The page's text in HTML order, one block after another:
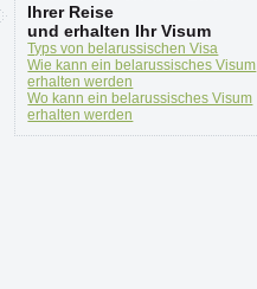
Ihrer Reise
und erhalten Ihr Visum
Typs von belarussischen Visa
Wie kann ein belarussisches Visum
erhalten werden
Wo kann ein belarussisches Visum
erhalten werden